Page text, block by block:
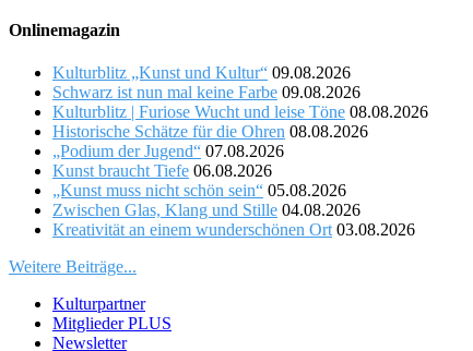
Onlinemagazin
Kulturblitz „Kunst und Kultur“ 09.08.2026
Schwarz ist nun mal keine Farbe 09.08.2026
Kulturblitz | Furiose Wucht und leise Töne 08.08.2026
Historische Schätze für die Ohren 08.08.2026
„Podium der Jugend“ 07.08.2026
Kunst braucht Tiefe 06.08.2026
„Kunst muss nicht schön sein“ 05.08.2026
Zwischen Glas, Klang und Stille 04.08.2026
Kreativität an einem wunderschönen Ort 03.08.2026
Weitere Beiträge...
Kulturpartner
Mitglieder PLUS
Newsletter